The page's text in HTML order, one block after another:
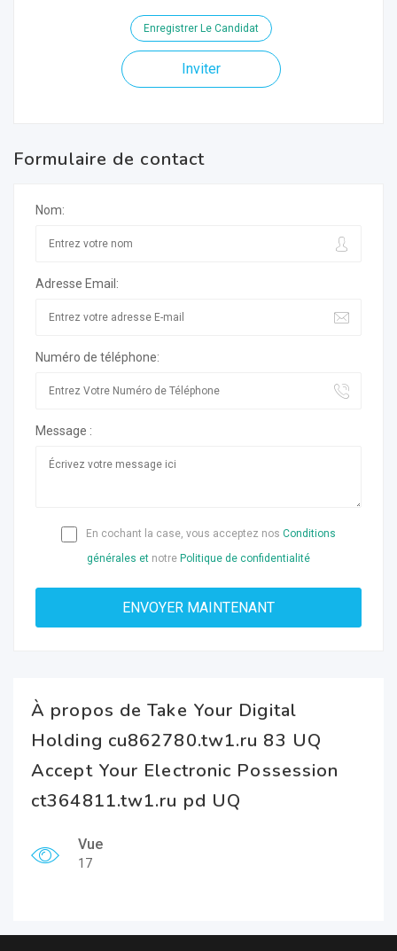
Enregistrer Le Candidat
Inviter
Formulaire de contact
Nom:
Adresse Email:
Numéro de téléphone:
Message :
En cochant la case, vous acceptez nos Conditions
générales et notre Politique de confidentialité
À propos de Take Your Digital
Holding cu862780.tw1.ru 83 UQ
Accept Your Electronic Possession
ct364811.tw1.ru pd UQ
Vue
17